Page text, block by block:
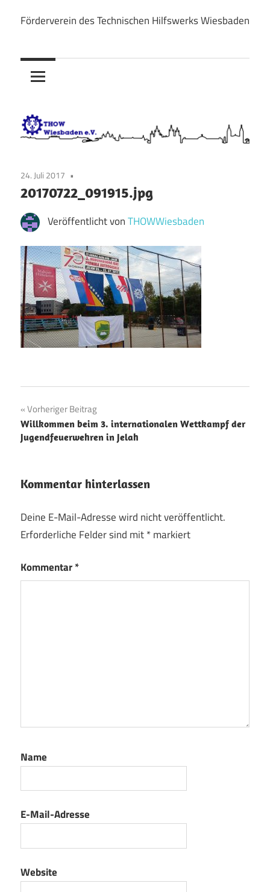
Inhalt
THOW
Wiesbaden
Förderverein des Technischen Hilfswerks Wiesbaden
24. Juli 2017
20170722_091915.jpg
Veröffentlicht vonTHOWWiesbaden
Beitragsnavigation
Vorheriger Beitrag
Willkommen beim 3. internationalen Wettkampf der
Jugendfeuerwehren in Jelah
Kommentar hinterlassen
Deine E-Mail-Adresse wird nicht veröffentlicht.
Erforderliche Felder sind mit*markiert
Kommentar*
Name
E-Mail-Adresse
Website